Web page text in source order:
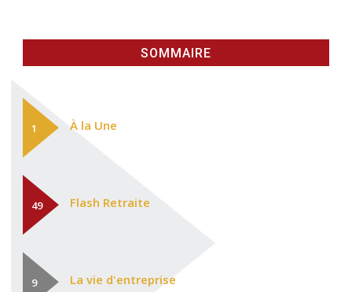
SOMMAIRE
À la Une
1
Flash Retraite
49
La vie d'entreprise
9